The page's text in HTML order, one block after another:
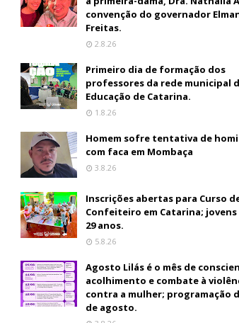
convenção do governador
Freitas.
2.8.26
Primeiro dia de formação dos
professores da rede municipal
Educação de Catarina.
1.8.26
Homem sofre tentativa de
com faca em Mombaça
3.8.26
Inscrições abertas para Curso
Confeiteiro em Catarina; jovens
29 anos.
5.8.26
Agosto Lilás é o mês de
acolhimento e combate à
contra a mulher; programação
de agosto.